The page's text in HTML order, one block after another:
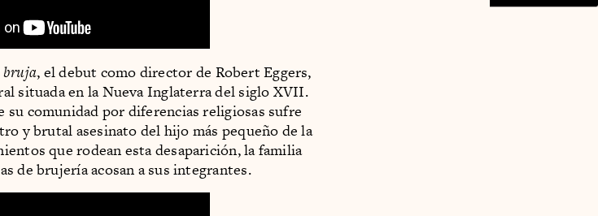
bruja, el debut como director de Robert Eggers,
situada en la Nueva Inglaterra del siglo XVII.
su comunidad por diferencias religiosas sufre
y brutal asesinato del hijo más pequeño de la
que rodean esta desaparición, la familia
de brujería acosan a sus integrantes.